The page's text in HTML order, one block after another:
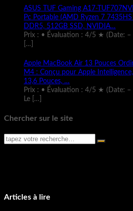
ASUS TUF Gaming A17-
Pc Portable (AMD Ryzen 7
DDR5, 512GB SSD, NVIDIA…
Prix : • Évaluation : 4/5 ★ (Date: –
[…]
Apple MacBook Air 13 Pouces
M4 : Conçu pour Apple
13,6 Pouces, …
Prix : • Évaluation : 4/5 ★ (Date: –
Le
[…]
Chercher sur le site
Articles à lire